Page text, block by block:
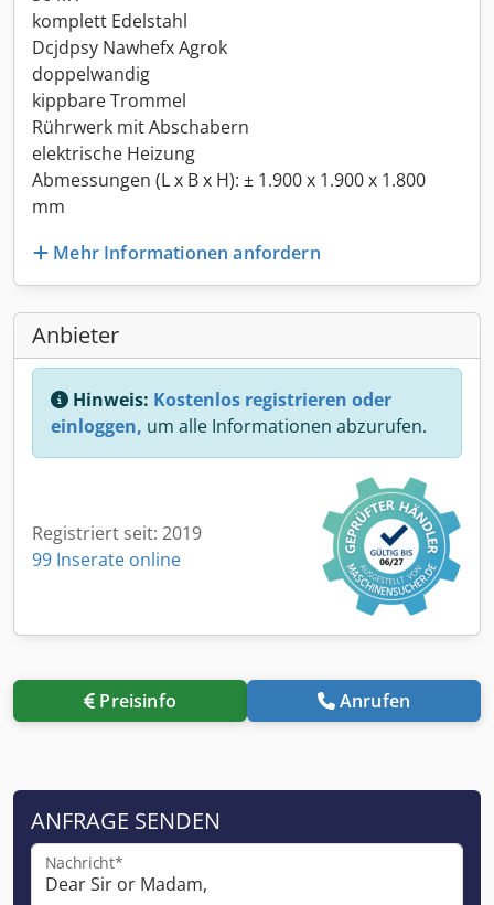
komplett Edelstahl
Dcjdpsy Nawhefx Agrok
doppelwandig
kippbare Trommel
Rührwerk mit Abschabern
elektrische Heizung
Abmessungen (L x B x H): ± 1.900 x 1.900 x 1.800
mm
Mehr Informationen anfordern
Anbieter
Hinweis: Kostenlos registrieren oder
einloggen, um alle Informationen abzurufen.
Registriert seit: 2019
99 Inserate online
Preisinfo Anrufen
ANFRAGE SENDEN
Nachricht*